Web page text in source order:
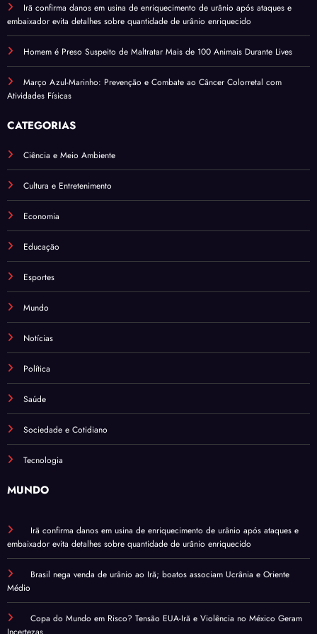
Irã confirma danos em usina de enriquecimento de urânio após ataques e
embaixador evita detalhes sobre quantidade de urânio enriquecido
Homem é Preso Suspeito de Maltratar Mais de 100 Animais Durante Lives
Março Azul-Marinho: Prevenção e Combate ao Câncer Colorretal com
Atividades Físicas
CATEGORIAS
Ciência e Meio Ambiente
Cultura e Entretenimento
Economia
Educação
Esportes
Mundo
Notícias
Política
Saúde
Sociedade e Cotidiano
Tecnologia
MUNDO
Irã confirma danos em usina de enriquecimento de urânio após ataques e
embaixador evita detalhes sobre quantidade de urânio enriquecido
Brasil nega venda de urânio ao Irã; boatos associam Ucrânia e Oriente
Médio
Copa do Mundo em Risco? Tensão EUA-Irã e Violência no México Geram